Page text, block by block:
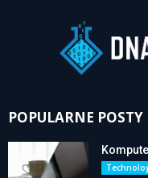
POPULARNE POSTY